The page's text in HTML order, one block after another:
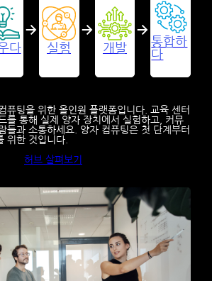
다 실험 개발
통합하
다
퓨팅을 위한 올인원 플랫폼입니다. 교육 센터
를 통해 실제 양자 장치에서 실험하고, 커뮤
들과 소통하세요. 양자 컴퓨팅은 첫 단계부터
위한 것입니다.
허브 살펴보기